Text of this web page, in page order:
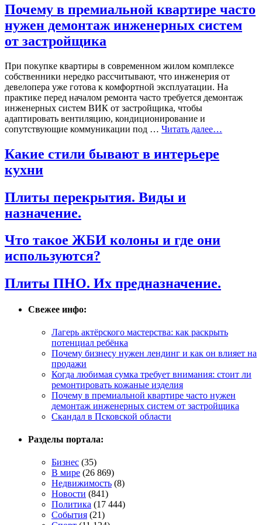
Почему в премиальной квартире часто
нужен демонтаж инженерных систем
от застройщика
При покупке квартиры в современном жилом комплексе
собственники нередко рассчитывают, что инженерия от
девелопера уже готова к комфортной эксплуатации. На
практике перед началом ремонта часто требуется демонтаж
инженерных систем ВИК от застройщика, чтобы
адаптировать вентиляцию, кондиционирование и
сопутствующие коммуникации под … Читать далее…
Какие стили бывают в интерьере
кухни
Плиты перекрытия. Виды и
назначение.
Что такое ЖБИ колоны и где они
используются?
Плиты ПНО. Их предназначение.
Свежее инфо:
Лагерь актёрского мастерства: как раскрыть
потенциал ребёнка
Почему бизнесу нужен лендинг и как он влияет на
продажи
Когда любимая сумка требует внимания: стоит ли
ремонтировать кожаные изделия
Почему в премиальной квартире часто нужен
демонтаж инженерных систем от застройщика
Скандал в Псковской области
Разделы портала:
Бизнес (35)
В мире (26 869)
Недвижимость (8)
Новости (841)
Политика (17 444)
События (21)